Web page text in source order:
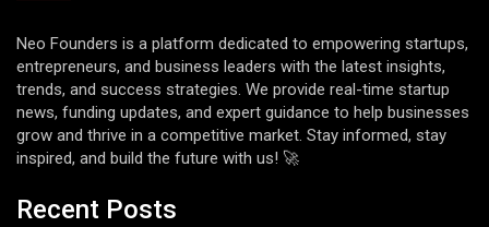
Neo Founders is a platform dedicated to empowering startups,
entrepreneurs, and business leaders with the latest insights,
trends, and success strategies. We provide real-time startup
news, funding updates, and expert guidance to help businesses
grow and thrive in a competitive market. Stay informed, stay
inspired, and build the future with us! 🚀
Recent Posts